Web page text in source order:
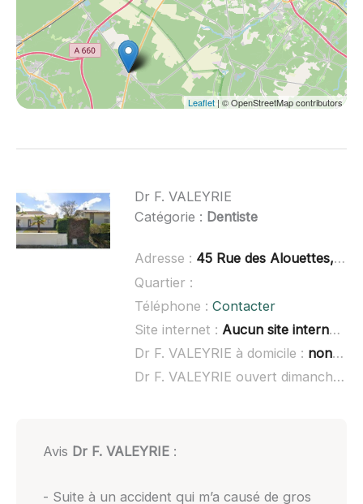
Leaflet | © OpenStreetMap contributors
Dr F. VALEYRIE
Catégorie : Dentiste
Adresse : 45 Rue des Alouettes, 33114 Le Barp
Quartier :
Téléphone : Contacter
Site internet : Aucun site internet connu
Dr F. VALEYRIE à domicile : non renseigné
Dr F. VALEYRIE ouvert dimanche :
Avis Dr F. VALEYRIE:
- Suite à un accident qui m’a causé de gros